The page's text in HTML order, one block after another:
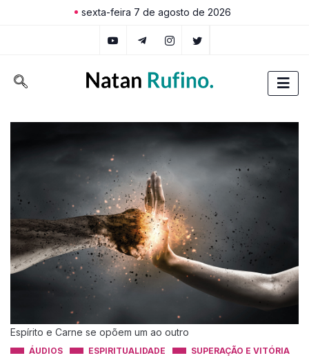
sexta-feira 7 de agosto de 2026
Espírito e Carne se opõem um ao outro
ÁUDIOS ESPIRITUALIDADE SUPERAÇÃO E VITÓRIA